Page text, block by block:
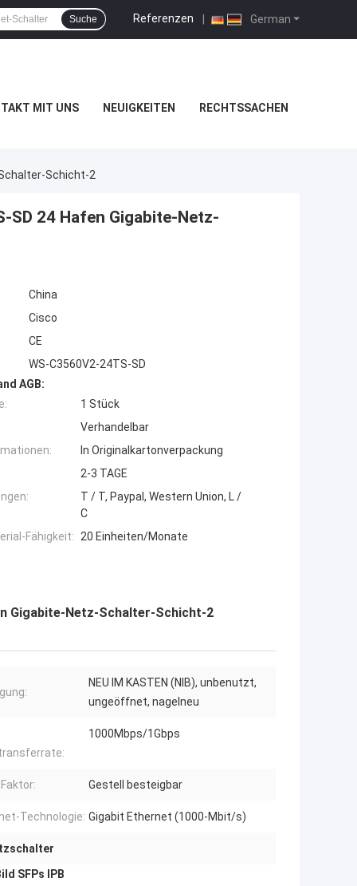
German
Referenzen |
Suche
MIT UNS NEUIGKEITEN RECHTSSACHEN
Schicht-2
SD 24 Hafen Gigabite-Netz-
China
Cisco
CE
WS-C3560V2-24TS-SD
AGB:
1 Stück
Verhandelbar
In Originalkartonverpackung
2-3 TAGE
T / T, Paypal, Western Union, L /
C
Fähigkeit: 20 Einheiten/Monate
Gigabite-Netz-Schalter-Schicht-2
NEU IM KASTEN (NIB), unbenutzt,
ungeöffnet, nagelneu
1000Mbps/1Gbps
Gestell besteigbar
Technologie: Gigabit Ethernet (1000-Mbit/s)
SFPs IPB